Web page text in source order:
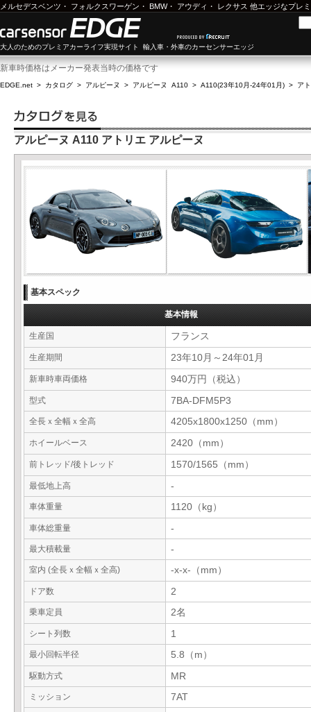
メルセデスベンツ ・ フォルクスワーゲン ・ BMW・ アウディ ・ レクサス 他エッジなプレ
大人のためのプレミアカーライフ実現サイト 輸入車・外車のカーセンサーエッジ
新車時価格はメーカー発表当時の価格です
EDGE.net > カタログ > アルピーヌ > アルピーヌ A110 > A110(23年10月-24年01月) > ア
アルピーヌ A110 アトリエ アルピーヌ
基本スペック
基本情報
生産国 フランス
生産期間 23年10月～24年01月
新車時車両価格 940万円（税込）
型式 7BA-DFM5P3
全長ｘ全幅ｘ全高 4205x1800x1250（mm）
ホイールベース 2420（mm）
前トレッド/後トレッド 1570/1565（mm）
最低地上高 -
車体重量 1120（kg）
車体総重量 -
最大積載量 -
室内 (全長ｘ全幅ｘ全高) -x-x-（mm）
ドア数 2
乗車定員 2名
シート列数 1
最小回転半径 5.8（m）
駆動方式 MR
ミッション 7AT